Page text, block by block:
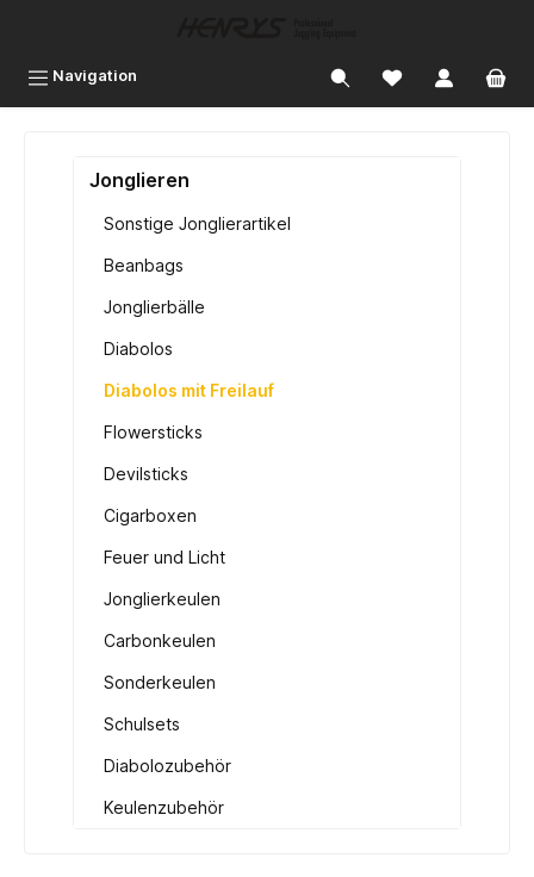
Navigation
Jonglieren
Sonstige Jonglierartikel
Beanbags
Jonglierbälle
Diabolos
Diabolos mit Freilauf
Flowersticks
Devilsticks
Cigarboxen
Feuer und Licht
Jonglierkeulen
Carbonkeulen
Sonderkeulen
Schulsets
Diabolozubehör
Keulenzubehör